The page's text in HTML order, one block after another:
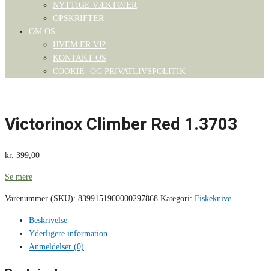
NYTTIGE VÆKTØJER
OPSKRIFTER
OM OS
HVEM ER VI?
KONTAKT OS
COOKIE- OG PRIVATLIVSPOLITIK
Victorinox Climber Red 1.3703
kr. 399,00
Se mere
Varenummer (SKU): 8399151900000297868 Kategori: Fiskeknive
Beskrivelse
Yderligere information
Anmeldelser (0)